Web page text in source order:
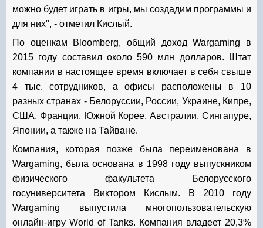
можно будет играть в игры, мы создадим программы и
для них", - отметил Кислый.
По оценкам Bloomberg, общий доход Wargaming в
2015 году составил около 590 млн долларов. Штат
компании в настоящее время включает в себя свыше
4 тыс. сотрудников, а офисы расположены в 10
разных странах - Белоруссии, России, Украине, Кипре,
США, Франции, Южной Корее, Австралии, Сингапуре,
Японии, а также на Тайване.
Компания, которая позже была переименована в
Wargaming, была основана в 1998 году выпускником
физического факультета Белорусского
госуниверситета Виктором Кислым. В 2010 году
Wargaming выпустила многопользовательскую
онлайн-игру World of Tanks. Компания владеет 20,3%